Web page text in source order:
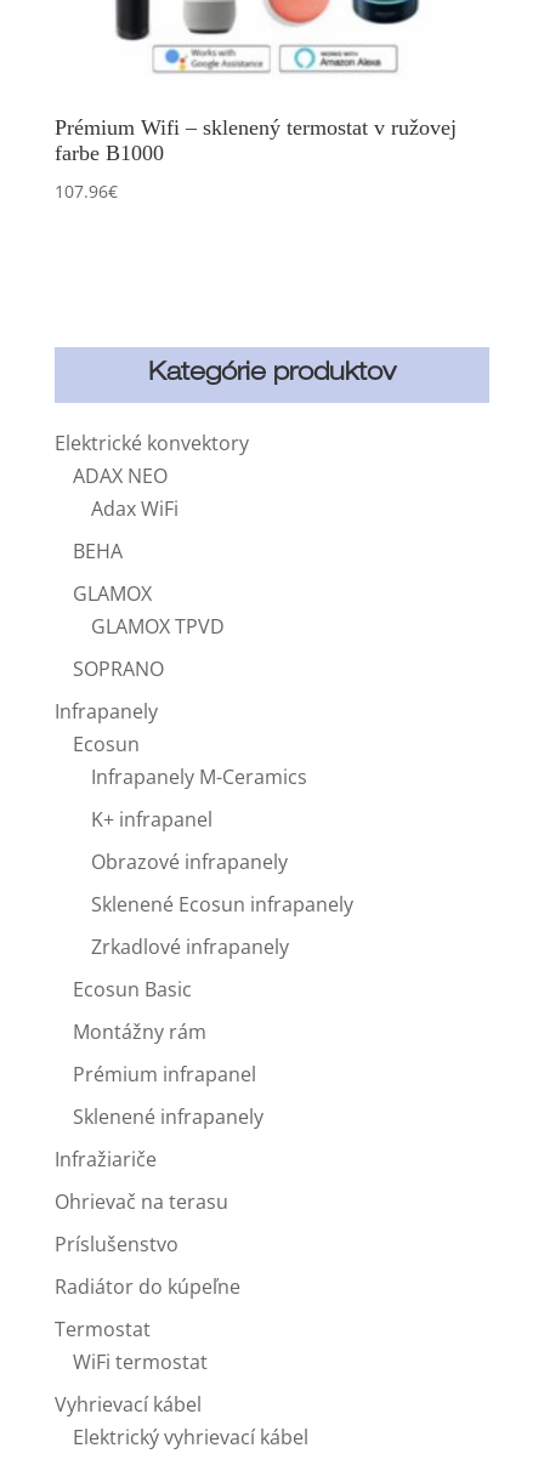
Prémium Wifi – sklenený termostat v ružovej
farbe B1000
107.96€
Kategórie produktov
Elektrické konvektory
ADAX NEO
Adax WiFi
BEHA
GLAMOX
GLAMOX TPVD
SOPRANO
Infrapanely
Ecosun
Infrapanely M-Ceramics
K+ infrapanel
Obrazové infrapanely
Sklenené Ecosun infrapanely
Zrkadlové infrapanely
Ecosun Basic
Montážny rám
Prémium infrapanel
Sklenené infrapanely
Infražiariče
Ohrievač na terasu
Príslušenstvo
Radiátor do kúpeľne
Termostat
WiFi termostat
Vyhrievací kábel
Elektrický vyhrievací kábel